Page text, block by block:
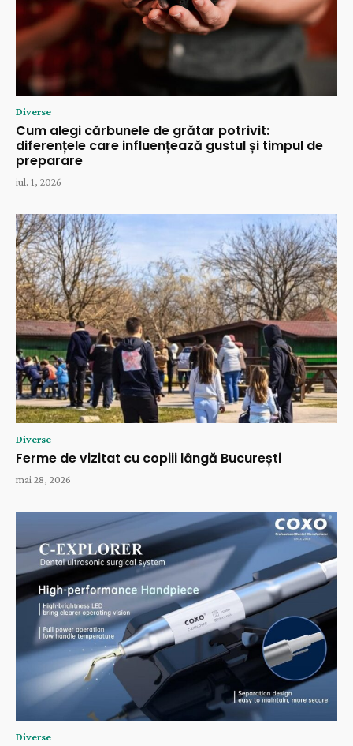
Diverse
Cum alegi cărbunele de grătar potrivit:
diferențele care influențează gustul și timpul de
preparare
iul. 1, 2026
Diverse
Ferme de vizitat cu copiii lângă București
mai 28, 2026
Diverse